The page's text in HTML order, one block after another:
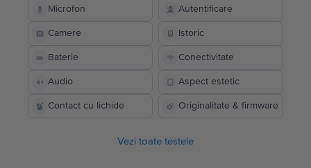
Microfon Autentificare
Camere Istoric
Baterie Conectivitate
Audio Aspect estetic
Contact cu lichide Originalitate & firmware
Vezi toate testele